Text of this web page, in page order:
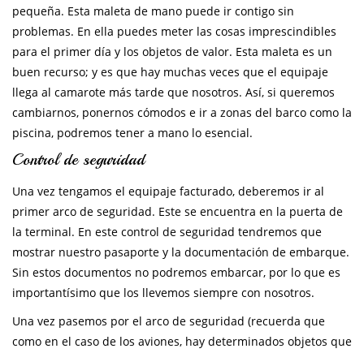
pequeña. Esta maleta de mano puede ir contigo sin
problemas. En ella puedes meter las cosas imprescindibles
para el primer día y los objetos de valor. Esta maleta es un
buen recurso; y es que hay muchas veces que el equipaje
llega al camarote más tarde que nosotros. Así, si queremos
cambiarnos, ponernos cómodos e ir a zonas del barco como la
piscina, podremos tener a mano lo esencial.
Control de seguridad
Una vez tengamos el equipaje facturado, deberemos ir al
primer arco de seguridad. Este se encuentra en la puerta de
la terminal. En este control de seguridad tendremos que
mostrar nuestro pasaporte y la documentación de embarque.
Sin estos documentos no podremos embarcar, por lo que es
importantísimo que los llevemos siempre con nosotros.
Una vez pasemos por el arco de seguridad (recuerda que
como en el caso de los aviones, hay determinados objetos que